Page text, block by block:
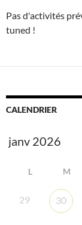
Pas d'activités
tuned !
CALENDRIER
L M
29 30